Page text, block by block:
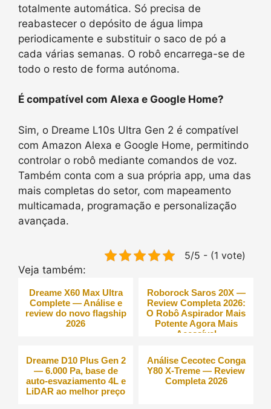
totalmente automática. Só precisa de
reabastecer o depósito de água limpa
periodicamente e substituir o saco de pó a
cada várias semanas. O robô encarrega-se de
todo o resto de forma autónoma.
É compatível com Alexa e Google Home?
Sim, o Dreame L10s Ultra Gen 2 é compatível
com Amazon Alexa e Google Home, permitindo
controlar o robô mediante comandos de voz.
Também conta com a sua própria app, uma das
mais completas do setor, com mapeamento
multicamada, programação e personalização
avançada.
5/5 - (1 vote)
Veja também:
Dreame X60 Max Ultra
Complete — Análise e
review do novo flagship
2026
Roborock Saros 20X —
Review Completa 2026:
O Robô Aspirador Mais
Potente Agora Mais
Acessível
Dreame D10 Plus Gen 2
— 6.000 Pa, base de
auto-esvaziamento 4L e
LiDAR ao melhor preço
Análise Cecotec Conga
Y80 X-Treme — Review
Completa 2026